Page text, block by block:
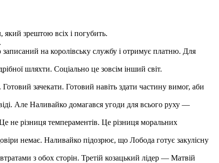
який зрештою всіх і погубить.
на королівську службу і отримує платню. Для
шляхти. Соціально це зовсім інший світ.
зачекати. Готовий навіть здати частину вимог, аби
Але Наливайко домагався угоди для всього руху —
не різниця темпераментів. Це різниця моральних
немає. Наливайко підозрює, що Лобода готує закулісну
з обох сторін. Третій козацький лідер — Матвій